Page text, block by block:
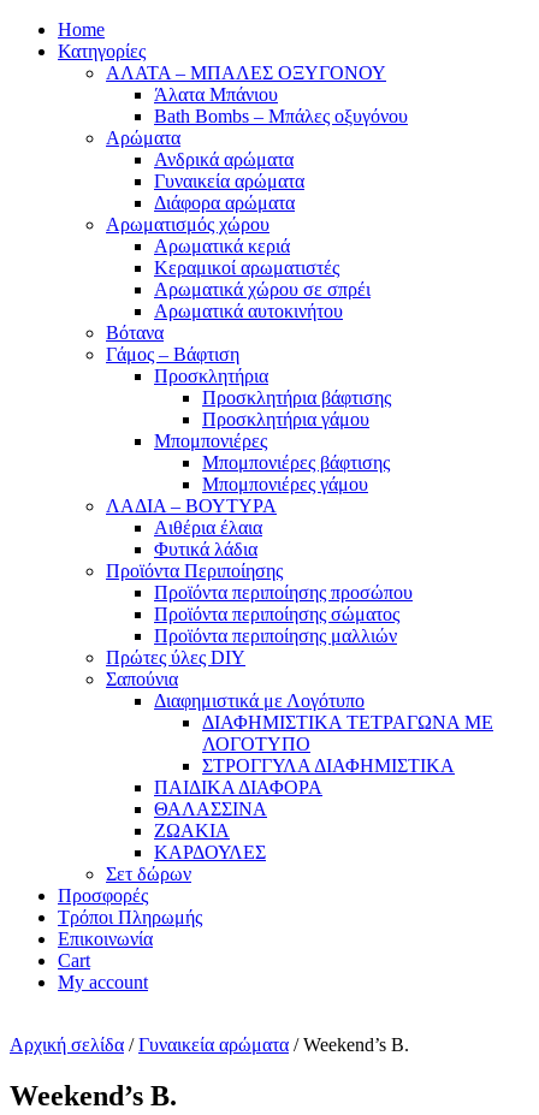
Home
Κατηγορίες
ΑΛΑΤΑ – ΜΠΑΛΕΣ ΟΞΥΓΟΝΟΥ
Άλατα Μπάνιου
Bath Bombs – Μπάλες οξυγόνου
Αρώματα
Ανδρικά αρώματα
Γυναικεία αρώματα
Διάφορα αρώματα
Αρωματισμός χώρου
Αρωματικά κεριά
Kεραμικοί αρωματιστές
Αρωματικά χώρου σε σπρέι
Aρωματικά αυτοκινήτου
Βότανα
Γάμος – Βάφτιση
Προσκλητήρια
Προσκλητήρια βάφτισης
Προσκλητήρια γάμου
Μπομπονιέρες
Μπομπονιέρες βάφτισης
Μπομπονιέρες γάμου
ΛΑΔΙΑ – ΒΟΥΤΥΡΑ
Αιθέρια έλαια
Φυτικά λάδια
Προϊόντα Περιποίησης
Προϊόντα περιποίησης προσώπου
Προϊόντα περιποίησης σώματος
Προϊόντα περιποίησης μαλλιών
Πρώτες ύλες DIY
Σαπούνια
Διαφημιστικά με Λογότυπο
ΔΙΑΦΗΜΙΣΤΙΚΑ ΤΕΤΡΑΓΩΝΑ ΜΕ
ΛΟΓΟΤΥΠΟ
ΣΤΡΟΓΓΥΛΑ ΔΙΑΦΗΜΙΣΤΙΚΑ
ΠΑΙΔΙΚΑ ΔΙΑΦΟΡΑ
ΘΑΛΑΣΣΙΝΑ
ΖΩΑΚΙΑ
ΚΑΡΔΟΥΛΕΣ
Σετ δώρων
Προσφορές
Τρόποι Πληρωμής
Επικοινωνία
Cart
My account
Αρχική σελίδα /Γυναικεία αρώματα / Weekend’s B.
Weekend’s B.